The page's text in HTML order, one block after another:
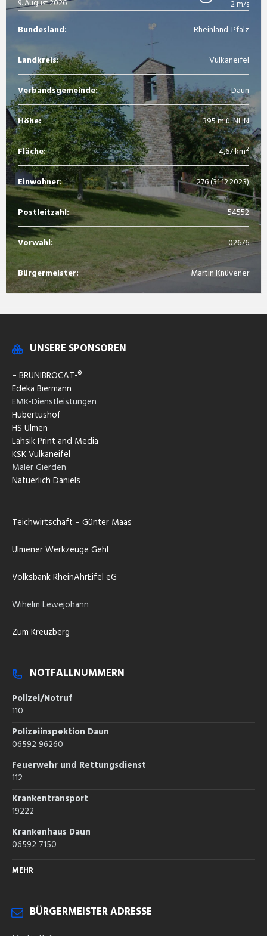
9. August 2026 2 m/s
Bundesland: Rheinland-Pfalz
Landkreis: Vulkaneifel
Verbandsgemeinde: Daun
Höhe: 395 m ü. NHN
Fläche: 4,67 km²
Einwohner: 276 (31.12.2023)
Postleitzahl: 54552
Vorwahl: 02676
Bürgermeister: Martin Knüvener
UNSERE SPONSOREN
– BRUNIBROCAT-®
Edeka Biermann
EMK-Dienstleistungen
Hubertushof
HS Ulmen
Lahsik Print and Media
KSK Vulkaneifel
Maler Gierden
Natuerlich Daniels
Teichwirtschaft – Günter Maas
Ulmener Werkzeuge Gehl
Volksbank RheinAhrEifel eG
Wihelm Lewejohann
Zum Kreuzberg
NOTFALLNUMMERN
Polizei/Notruf
110
Polizeiinspektion Daun
06592 96260
Feuerwehr und Rettungsdienst
112
Krankentransport
19222
Krankenhaus Daun
06592 7150
MEHR
BÜRGERMEISTER ADRESSE